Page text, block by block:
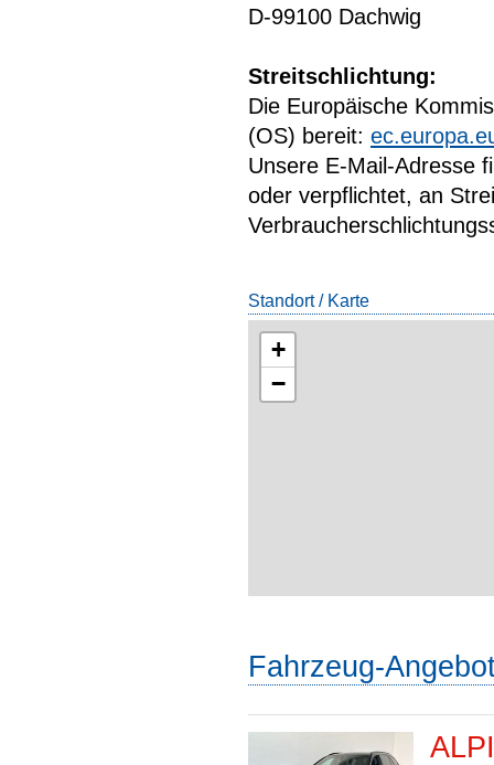
D-99100 Dachwig
Streitschlichtung:
Die Europäische
(OS) bereit:
Unsere E-Mail-Adresse
oder verpflichtet, an
Standort / Karte
+
−
Fahrzeug-